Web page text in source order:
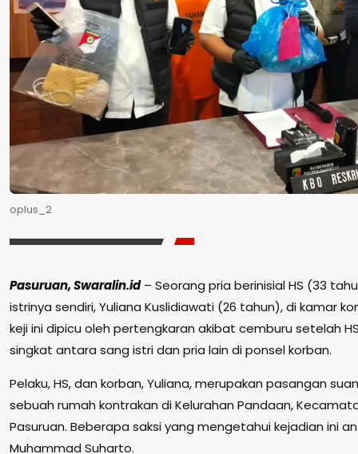
oplus_2
Pasuruan, Swaralin.id – Seorang pria berinisial HS (33
istrinya sendiri, Yuliana Kuslidiawati (26 tahun), di kamar
keji ini dipicu oleh pertengkaran akibat cemburu setelah
singkat antara sang istri dan pria lain di ponsel korban.
Pelaku, HS, dan korban, Yuliana, merupakan pasangan
sebuah rumah kontrakan di Kelurahan Pandaan,
Pasuruan. Beberapa saksi yang mengetahui kejadian ini
Muhammad Suharto.